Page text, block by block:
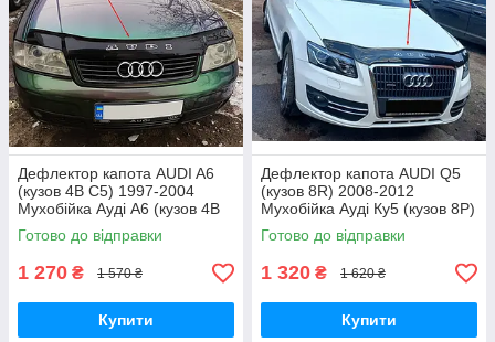
Дефлектор капота AUDI A6
(кузов 4В С5) 1997-2004
Мухобійка Ауді А6 (кузов 4В
С5)
Готово до відправки
1 270 ₴ 1 570 ₴
Купити
Дефлектор капота AUDI Q5
(кузов 8R) 2008-2012
Мухобійка Ауді Ку5 (кузов 8Р)
Готово до відправки
1 320 ₴ 1 620 ₴
Купити